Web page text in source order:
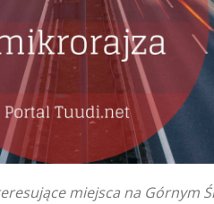
miejsca na Górnym